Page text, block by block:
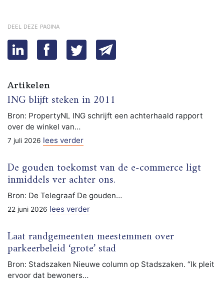
deel deze pagina
Artikelen
ING blijft steken in 2011
Bron: PropertyNL ING schrijft een achterhaald rapport
over de winkel van…
7 juli 2026 lees verder
De gouden toekomst van de e-commerce ligt
inmiddels ver achter ons.
Bron: De Telegraaf De gouden…
22 juni 2026 lees verder
Laat randgemeenten meestemmen over
parkeerbeleid ‘grote’ stad
Bron: Stadszaken Nieuwe column op Stadszaken. “Ik pleit
ervoor dat bewoners…